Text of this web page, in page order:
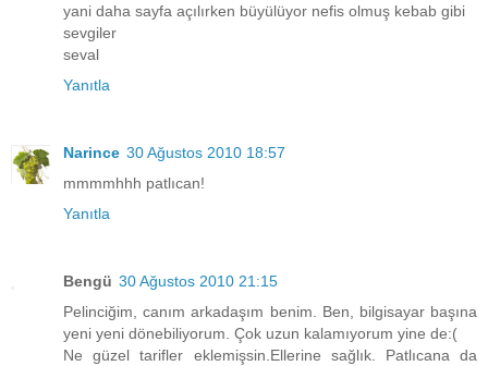
yani daha sayfa açılırken büyülüyor nefis olmuş kebab gibi
sevgiler
seval
Yanıtla
Narince 30 Ağustos 2010 18:57
mmmmhhh patlıcan!
Yanıtla
Bengü 30 Ağustos 2010 21:15
Pelinciğim, canım arkadaşım benim. Ben, bilgisayar başına
yeni yeni dönebiliyorum. Çok uzun kalamıyorum yine de:(
Ne güzel tarifler eklemişsin.Ellerine sağlık. Patlıcana da